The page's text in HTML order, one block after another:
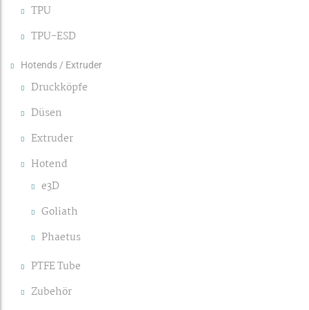
TPU
TPU-ESD
Hotends / Extruder
Druckköpfe
Düsen
Extruder
Hotend
e3D
Goliath
Phaetus
PTFE Tube
Zubehör